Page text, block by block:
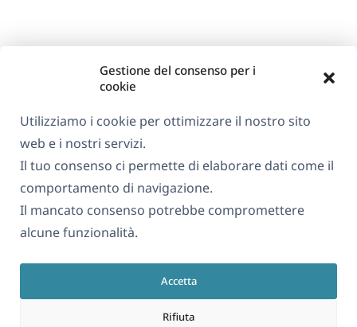
Gestione del consenso per i
cookie
Utilizziamo i cookie per ottimizzare il nostro sito
web e i nostri servizi.
Il tuo consenso ci permette di elaborare dati come il
comportamento di navigazione.
Il mancato consenso potrebbe compromettere
alcune funzionalità.
Accetta
Rifiuta
Italiano
GDPR e Informativa sulla Privacy
Unisciti al nostro team(si
nuova
apre
in
una
apre
in
una
apre
una